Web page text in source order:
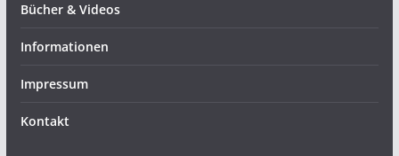
Bücher & Videos
Informationen
Impressum
Kontakt